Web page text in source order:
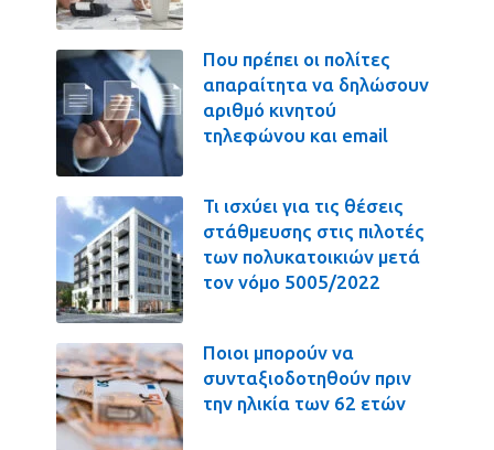
Που πρέπει οι πολίτες
απαραίτητα να δηλώσουν
αριθμό κινητού
τηλεφώνου και email
Τι ισχύει για τις θέσεις
στάθμευσης στις πιλοτές
των πολυκατοικιών μετά
τον νόμο 5005/2022
Ποιοι μπορούν να
συνταξιοδοτηθούν πριν
την ηλικία των 62 ετών